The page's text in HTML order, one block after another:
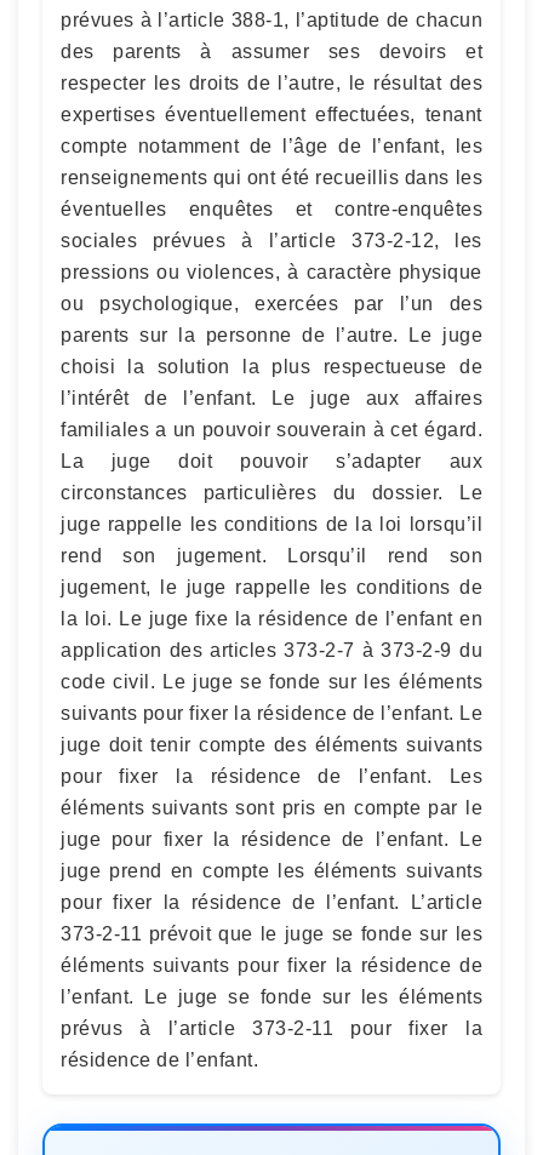
prévues à l’article 388-1, l’aptitude de chacun
des parents à assumer ses devoirs et
respecter les droits de l’autre, le résultat des
expertises éventuellement effectuées, tenant
compte notamment de l’âge de l’enfant, les
renseignements qui ont été recueillis dans les
éventuelles enquêtes et contre-enquêtes
sociales prévues à l’article 373-2-12, les
pressions ou violences, à caractère physique
ou psychologique, exercées par l’un des
parents sur la personne de l’autre. Le juge
choisi la solution la plus respectueuse de
l’intérêt de l’enfant. Le juge aux affaires
familiales a un pouvoir souverain à cet égard.
La juge doit pouvoir s’adapter aux
circonstances particulières du dossier. Le
juge rappelle les conditions de la loi lorsqu’il
rend son jugement. Lorsqu’il rend son
jugement, le juge rappelle les conditions de
la loi. Le juge fixe la résidence de l’enfant en
application des articles 373-2-7 à 373-2-9 du
code civil. Le juge se fonde sur les éléments
suivants pour fixer la résidence de l’enfant. Le
juge doit tenir compte des éléments suivants
pour fixer la résidence de l’enfant. Les
éléments suivants sont pris en compte par le
juge pour fixer la résidence de l’enfant. Le
juge prend en compte les éléments suivants
pour fixer la résidence de l’enfant. L’article
373-2-11 prévoit que le juge se fonde sur les
éléments suivants pour fixer la résidence de
l’enfant. Le juge se fonde sur les éléments
prévus à l’article 373-2-11 pour fixer la
résidence de l’enfant.